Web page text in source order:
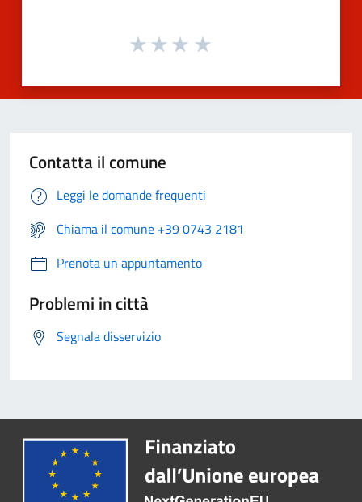
Contatta il comune
Leggi le domande frequenti
Chiama il comune +39 0743 2181
Prenota un appuntamento
Problemi in città
Segnala disservizio